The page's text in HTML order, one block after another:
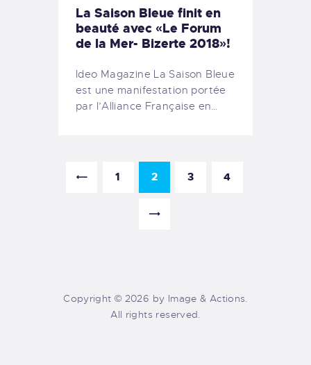
La Saison Bleue finit en
beauté avec «Le Forum
de la Mer- Bizerte 2018»!
Ideo Magazine La Saison Bleue
est une manifestation portée
par l’Alliance Française en…
1 2 3 4
Copyright © 2026 by Image & Actions.
All rights reserved.